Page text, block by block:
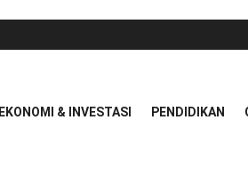
EKONOMI & INVESTASI PENDIDIKAN